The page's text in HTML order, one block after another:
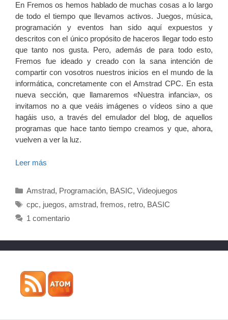
En Fremos os hemos hablado de muchas cosas a lo largo
de todo el tiempo que llevamos activos. Juegos, música,
programación y eventos han sido aquí expuestos y
descritos con el único propósito de haceros llegar todo esto
que tanto nos gusta. Pero, además de para todo esto,
Fremos fue ideado y creado con la sana intención de
compartir con vosotros nuestros inicios en el mundo de la
informática, concretamente con el Amstrad CPC. En esta
nueva sección, que llamaremos «Nuestra infancia», os
invitamos no a que veáis imágenes o vídeos sino a que
hagáis uso, a través del emulador del blog, de aquellos
programas que hace tanto tiempo creamos y que, ahora,
vuelven a ver la luz.
Leer más
Categorías
Amstrad, Programación, BASIC, Videojuegos
Etiquetas
cpc, juegos, amstrad, fremos, retro, BASIC
1 comentario